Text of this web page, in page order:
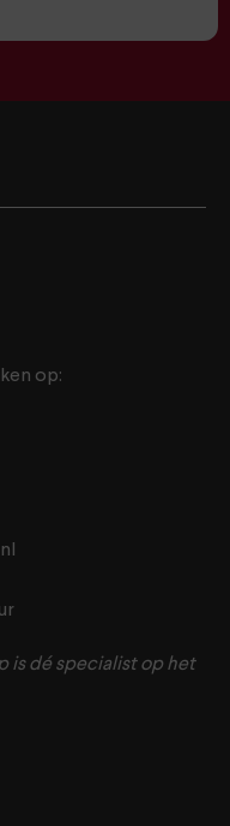
op:
is dé specialist op het